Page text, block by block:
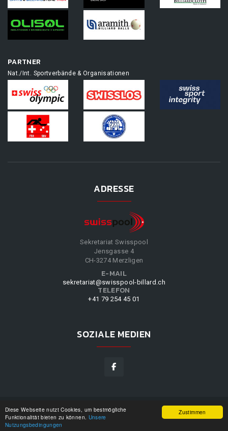
Zustimmen
Diese Webseite nutzt Cookies, um bestmögliche
Funktionalität bieten zu können. Unsere
Nutzungsbedingungen
PARTNER
Nat./Int. Sportverbände & Organisationen
ADRESSE
Sekretariat Swisspool
Jensgasse 4
CH-3274 Merzligen
E-MAIL
sekretariat@swisspool-billard.ch
TELEFON
+41 79 254 45 01
SOZIALE MEDIEN
SWISSPOOL©2026|DESIGN BY
UNSERE
NUTZUNGSBEDINGUNGEN